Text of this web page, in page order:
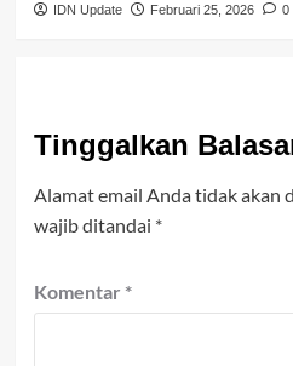
IDN Update Februari 25, 2026 0
Tinggalkan
Alamat email Anda tidak akan
wajib ditandai *
Komentar *